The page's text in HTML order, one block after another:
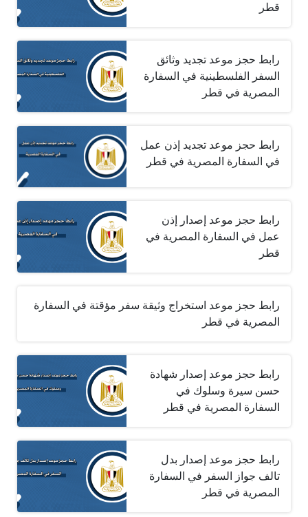
قطر
رابط حجز موعد تجديد وثائق
السفر الفلسطينية في السفارة
المصرية في قطر
رابط حجز موعد تجديد إذن عمل
في السفارة المصرية في قطر
رابط حجز موعد إصدار إذن
عمل في السفارة المصرية في
قطر
رابط حجز موعد استخراج وثيقة سفر مؤقتة في السفارة
المصرية في قطر
رابط حجز موعد إصدار شهادة
حسن سيرة وسلوك في
السفارة المصرية في قطر
رابط حجز موعد إصدار بدل
تالف جواز السفر في السفارة
المصرية في قطر